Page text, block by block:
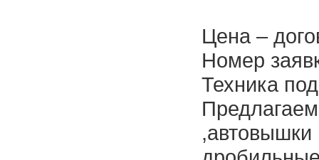
Цена –
Номер
Техника
,автовышки